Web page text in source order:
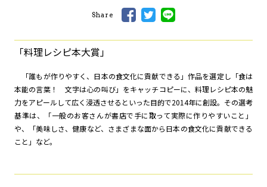
Share
「料理レシピ本大賞」
「誰もが作りやすく、日本の食文化に貢献できる」作品を選定し「食は
本能の言葉！ 文字は心の叫び」をキャッチコピーに、料理レシピ本の魅
力をアピールして広く浸透させるといった目的で2014年に創設。その選考
基準は、「一般のお客さんが書店で手に取って実際に作りやすいこと」
や、「美味しさ、健康など、さまざまな面から日本の食文化に貢献できる
こと」など。